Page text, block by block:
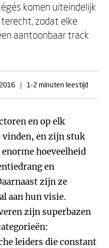
komen uiteindelijk
zodat elke
aantoonbaar track
| 1-2 minuten leestijd
en op elk
en zijn stuk
hoeveelheid
en
zijn ze
aan hun visie.
zijn superbazen
leiders die constant